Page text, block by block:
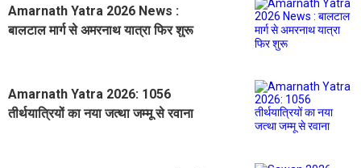
Amarnath Yatra 2026 News :
बालटाल मार्ग से अमरनाथ यात्रा फिर शुरू
Amarnath Yatra 2026: 1056
तीर्थयात्रियों का नया जत्था जम्मू से रवाना